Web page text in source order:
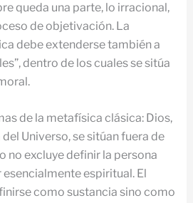
queda una parte, lo irracional,
de objetivación. La
debe extenderse también a
dentro de los cuales se sitúa
de la metafísica clásica: Dios,
Universo, se sitúan fuera de
no excluye definir la persona
espiritual. El
como sustancia sino como